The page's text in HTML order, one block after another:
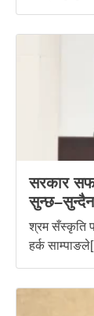
सरकार
श्रम सँस्कृति
हर्क